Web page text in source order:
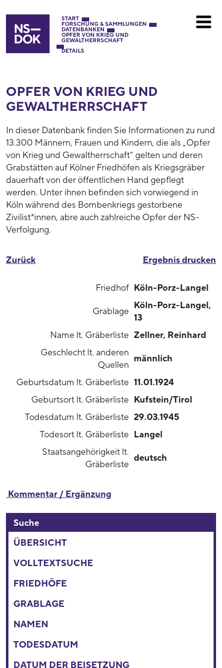
START
FORSCHUNG & SAMMLUNGEN
DATENBANKEN
OPFER VON KRIEG UND
GEWALTHERRSCHAFT
DETAILS
OPFER VON KRIEG UND
GEWALTHERRSCHAFT
In dieser Datenbank finden Sie Informationen zu rund
13.300 Männern, Frauen und Kindern, die als „Opfer
von Krieg und Gewaltherrschaft“ gelten und deren
Grabstätten auf Kölner Friedhöfen als Kriegsgräber
dauerhaft von der öffentlichen Hand gepflegt
werden. Unter ihnen befinden sich vorwiegend in
Köln während des Bombenkriegs gestorbene
Zivilist*innen, abre auch zahlreiche Opfer der NS-
Verfolgung.
Ergebnis drucken
Zurück
Friedhof Köln-Porz-Langel
Grablage
Köln-Porz-Langel,
13
Name lt. Gräberliste Zellner, Reinhard
Geschlecht lt. anderen
Quellen
männlich
Geburtsdatum lt. Gräberliste 11.01.1924
Geburtsort lt. Gräberliste Kufstein/Tirol
Todesdatum lt. Gräberliste 29.03.1945
Todesort lt. Gräberliste Langel
Staatsangehörigkeit lt.
Gräberliste
deutsch
Kommentar / Ergänzung
Suche
ÜBERSICHT
VOLLTEXTSUCHE
FRIEDHÖFE
GRABLAGE
NAMEN
TODESDATUM
DATUM DER BEISETZUNG